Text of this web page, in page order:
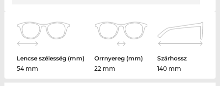
Lencse szélesség (mm)
54 mm
Orrnyereg (mm)
22 mm
Szárhossz
140 mm